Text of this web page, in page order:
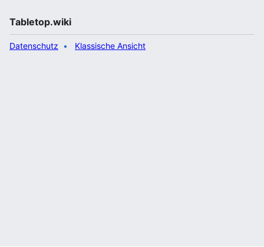
Tabletop.wiki
Datenschutz Klassische Ansicht